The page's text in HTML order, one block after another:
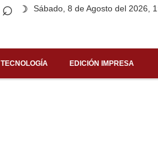
Sábado, 8 de Agosto del 2026,
⌕ ☽
TECNOLOGÍA EDICIÓN IMPRESA